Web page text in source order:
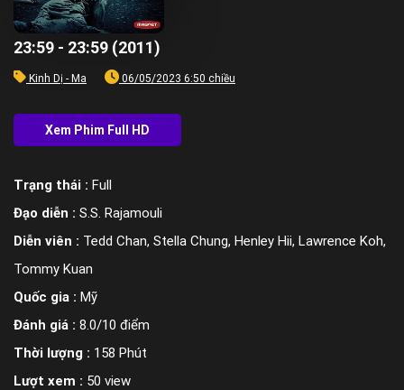
23:59 - 23:59 (2011)
Kinh Dị - Ma 06/05/2023 6:50 chiều
Trạng thái : Full
Đạo diễn : S.S. Rajamouli
Diễn viên : Tedd Chan, Stella Chung, Henley Hii, Lawrence Koh,
Tommy Kuan
Quốc gia : Mỹ
Đánh giá : 8.0/10 điểm
Thời lượng : 158 Phút
Lượt xem : 50 view